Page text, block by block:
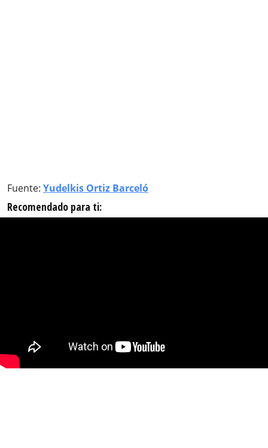
Fuente: Yudelkis Ortiz Barceló
Recomendado para ti: